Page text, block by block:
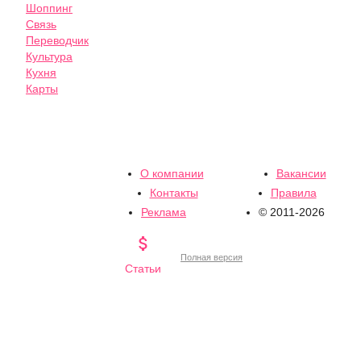
Шоппинг
Связь
Переводчик
Культура
Кухня
Карты
О компании
Вакансии
Контакты
Правила
Реклама
© 2011-2026

Статьи
Полная версия